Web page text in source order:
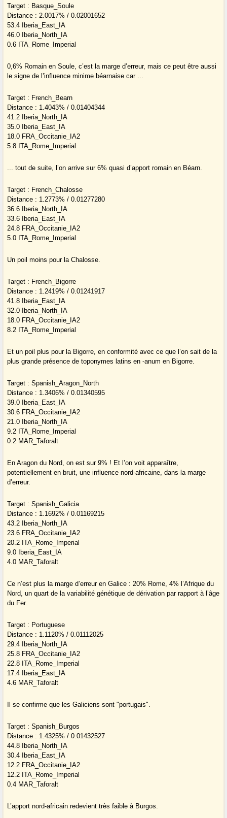
Target : Basque_Soule
Distance : 2.0017% / 0.02001652
53.4 Iberia_East_IA
46.0 Iberia_North_IA
0.6 ITA_Rome_Imperial
0,6% Romain en Soule, c’est la marge d’erreur, mais ce peut être aussi
le signe de l’influence minime béarnaise car ...
Target : French_Bearn
Distance : 1.4043% / 0.01404344
41.2 Iberia_North_IA
35.0 Iberia_East_IA
18.0 FRA_Occitanie_IA2
5.8 ITA_Rome_Imperial
... tout de suite, l’on arrive sur 6% quasi d’apport romain en Béarn.
Target : French_Chalosse
Distance : 1.2773% / 0.01277280
36.6 Iberia_North_IA
33.6 Iberia_East_IA
24.8 FRA_Occitanie_IA2
5.0 ITA_Rome_Imperial
Un poil moins pour la Chalosse.
Target : French_Bigorre
Distance : 1.2419% / 0.01241917
41.8 Iberia_East_IA
32.0 Iberia_North_IA
18.0 FRA_Occitanie_IA2
8.2 ITA_Rome_Imperial
Et un poil plus pour la Bigorre, en conformité avec ce que l’on sait de la
plus grande présence de toponymes latins en -anum en Bigorre.
Target : Spanish_Aragon_North
Distance : 1.3406% / 0.01340595
39.0 Iberia_East_IA
30.6 FRA_Occitanie_IA2
21.0 Iberia_North_IA
9.2 ITA_Rome_Imperial
0.2 MAR_Taforalt
En Aragon du Nord, on est sur 9% ! Et l’on voit apparaître,
potentiellement en bruit, une influence nord-africaine, dans la marge
d’erreur.
Target : Spanish_Galicia
Distance : 1.1692% / 0.01169215
43.2 Iberia_North_IA
23.6 FRA_Occitanie_IA2
20.2 ITA_Rome_Imperial
9.0 Iberia_East_IA
4.0 MAR_Taforalt
Ce n’est plus la marge d’erreur en Galice : 20% Rome, 4% l’Afrique du
Nord, un quart de la variabilité génétique de dérivation par rapport à l’âge
du Fer.
Target : Portuguese
Distance : 1.1120% / 0.01112025
29.4 Iberia_North_IA
25.8 FRA_Occitanie_IA2
22.8 ITA_Rome_Imperial
17.4 Iberia_East_IA
4.6 MAR_Taforalt
Il se confirme que les Galiciens sont "portugais".
Target : Spanish_Burgos
Distance : 1.4325% / 0.01432527
44.8 Iberia_North_IA
30.4 Iberia_East_IA
12.2 FRA_Occitanie_IA2
12.2 ITA_Rome_Imperial
0.4 MAR_Taforalt
L’apport nord-africain redevient très faible à Burgos.